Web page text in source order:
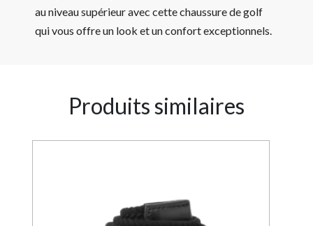
au niveau supérieur avec cette chaussure de golf
qui vous offre un look et un confort exceptionnels.
Produits similaires